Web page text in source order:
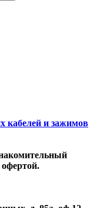
кабелей и зажимов